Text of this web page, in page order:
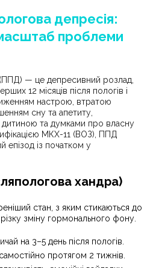
депресія:
проблеми
(ППД) — це депресивний розлад,
12 місяців після пологів і
настрою, втратою
сну та апетиту,
дитиною та думками про власну
МКХ-11 (ВОЗ), ППД
епізод із початком у
хандра)
стан, з яким стикаються до
зміну гормонального фону.
на 3–5 день після пологів.
протягом 2 тижнів.